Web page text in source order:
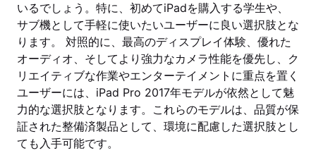
いるでしょう。特に、初めてiPadを購入する学生や、
サブ機として手軽に使いたいユーザーに良い選択肢とな
ります。 対照的に、最高のディスプレイ体験、優れた
オーディオ、そしてより強力なカメラ性能を優先し、ク
リエイティブな作業やエンターテイメントに重点を置く
ユーザーには、iPad Pro 2017年モデルが依然として魅
力的な選択肢となります。これらのモデルは、品質が保
証された整備済製品として、環境に配慮した選択肢とし
ても入手可能です。